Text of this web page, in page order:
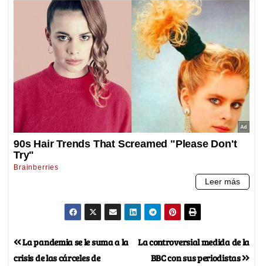
La controversial medida de la
BBC con sus periodistas
La pandemia se le suma a la
crisis de las cárceles de